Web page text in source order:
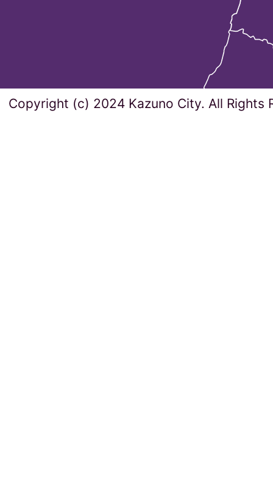
Copyright (c) 2024 Kazuno City. All Rights